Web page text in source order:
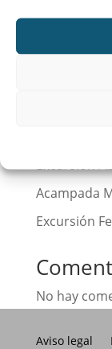
Excursión
Acampada
Excursión
No hay
Aviso legal